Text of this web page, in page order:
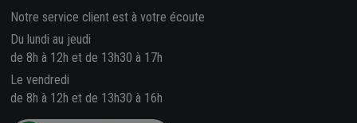
Notre service client est à votre écoute
Du lundi au jeudi
de 8h à 12h et de 13h30 à 17h
Le vendredi
de 8h à 12h et de 13h30 à 16h